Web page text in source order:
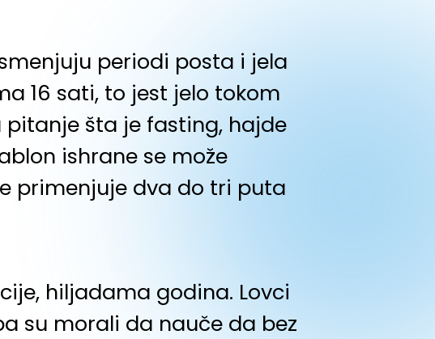
periodi posta i jela
16 sati, to jest jelo tokom
šta je fasting, hajde
ishrane se može
primenjuje dva do tri puta
hiljadama godina. Lovci
su morali da nauče da bez